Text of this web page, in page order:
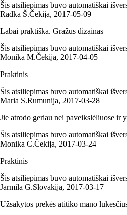
Šis atsiliepimas buvo automatiškai
Radka Š.Čekija, 2017‑05‑09
Labai praktiška. Gražus dizainas
Šis atsiliepimas buvo automatiškai
Monika M.Čekija, 2017‑04‑05
Praktinis
Šis atsiliepimas buvo automatiškai
Maria S.Rumunija, 2017‑03‑28
Jie atrodo geriau nei paveikslėliuose ir
Šis atsiliepimas buvo automatiškai
Monika C.Čekija, 2017‑03‑24
Praktinis
Šis atsiliepimas buvo automatiškai
Jarmila G.Slovakija, 2017‑03‑17
Užsakytos prekės atitiko mano